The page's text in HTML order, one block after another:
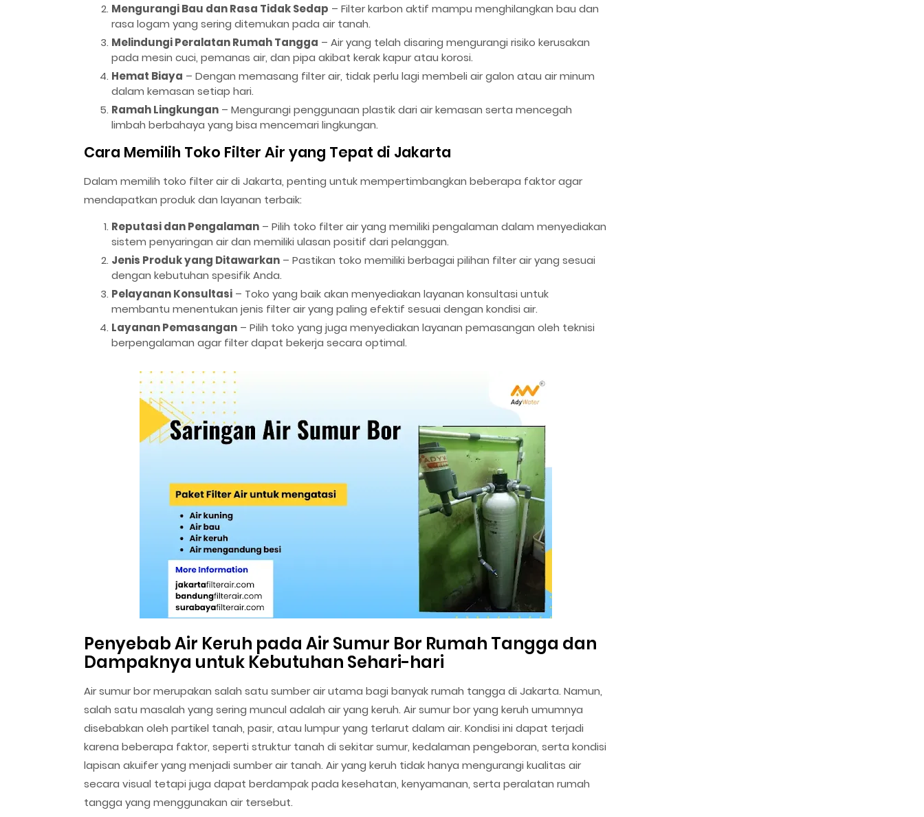
Mengurangi Bau dan Rasa Tidak Sedap – Filter karbon aktif mampu menghilangkan bau dan
rasa logam yang sering ditemukan pada air tanah.
Melindungi Peralatan Rumah Tangga – Air yang telah disaring mengurangi risiko kerusakan
pada mesin cuci, pemanas air, dan pipa akibat kerak kapur atau korosi.
Hemat Biaya – Dengan memasang filter air, tidak perlu lagi membeli air galon atau air minum
dalam kemasan setiap hari.
Ramah Lingkungan – Mengurangi penggunaan plastik dari air kemasan serta mencegah
limbah berbahaya yang bisa mencemari lingkungan.
Cara Memilih Toko Filter Air yang Tepat di Jakarta
Dalam memilih toko filter air di Jakarta, penting untuk mempertimbangkan beberapa faktor agar
mendapatkan produk dan layanan terbaik:
Reputasi dan Pengalaman – Pilih toko filter air yang memiliki pengalaman dalam menyediakan
sistem penyaringan air dan memiliki ulasan positif dari pelanggan.
Jenis Produk yang Ditawarkan – Pastikan toko memiliki berbagai pilihan filter air yang sesuai
dengan kebutuhan spesifik Anda.
Pelayanan Konsultasi – Toko yang baik akan menyediakan layanan konsultasi untuk
membantu menentukan jenis filter air yang paling efektif sesuai dengan kondisi air.
Layanan Pemasangan – Pilih toko yang juga menyediakan layanan pemasangan oleh teknisi
berpengalaman agar filter dapat bekerja secara optimal.
Penyebab Air Keruh pada Air Sumur Bor Rumah Tangga dan
Dampaknya untuk Kebutuhan Sehari-hari
Air sumur bor merupakan salah satu sumber air utama bagi banyak rumah tangga di Jakarta. Namun,
salah satu masalah yang sering muncul adalah air yang keruh. Air sumur bor yang keruh umumnya
disebabkan oleh partikel tanah, pasir, atau lumpur yang terlarut dalam air. Kondisi ini dapat terjadi
karena beberapa faktor, seperti struktur tanah di sekitar sumur, kedalaman pengeboran, serta kondisi
lapisan akuifer yang menjadi sumber air tanah. Air yang keruh tidak hanya mengurangi kualitas air
secara visual tetapi juga dapat berdampak pada kesehatan, kenyamanan, serta peralatan rumah
tangga yang menggunakan air tersebut.